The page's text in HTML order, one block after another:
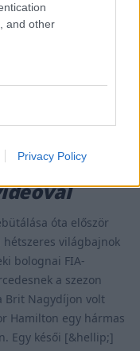
and other
Privacy Policy
lett az
óta először
világbajnok
bolognai FIA-
a szezon
Brit Nagydíjon volt
Hamilton egy hármas
Egy késői [&hellip;]